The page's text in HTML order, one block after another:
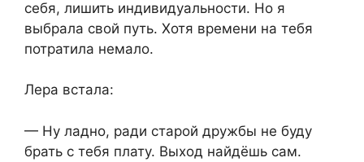
себя, лишить индивидуальности. Но я
выбрала свой путь. Хотя времени на тебя
потратила немало.
Лера встала:
— Ну ладно, ради старой дружбы не буду
брать с тебя плату. Выход найдёшь сам.